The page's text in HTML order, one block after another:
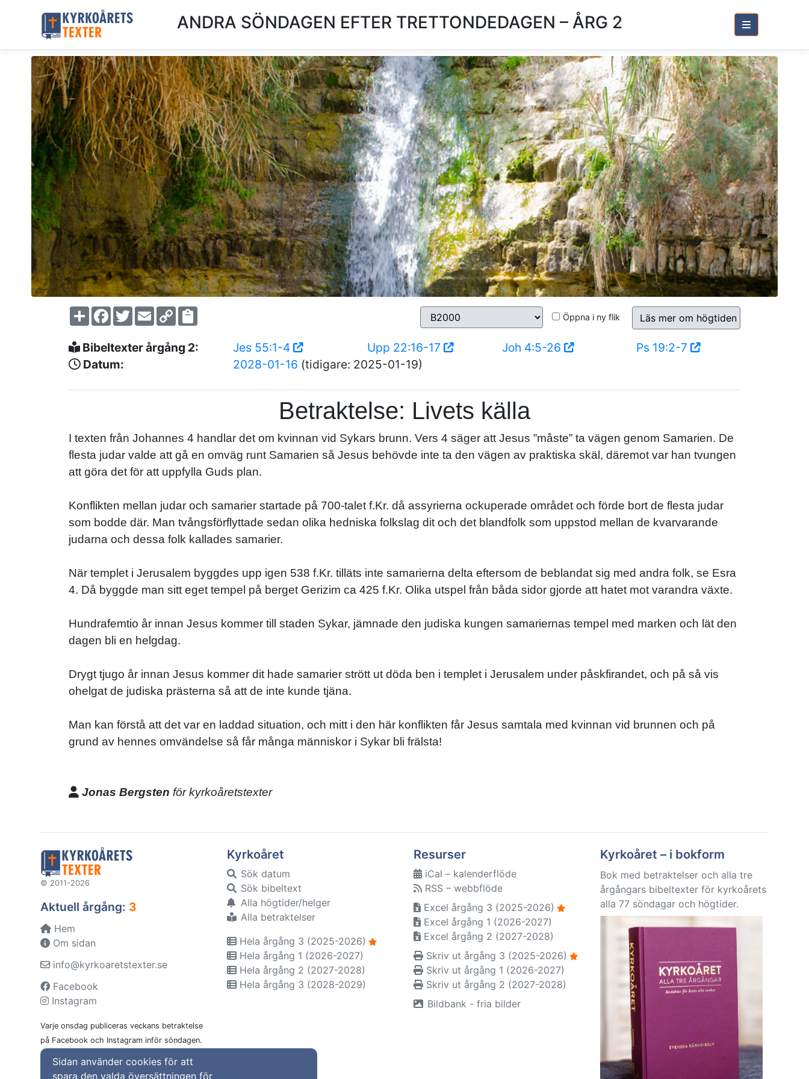
ANDRA SÖNDAGEN EFTER TRETTONDEDAGEN – ÅRG 2
ShareFacebook
TwitterEmailCopy
Link Öppna i ny flik Läs mer om högtiden
Bibeltexter årgång 2: Jes 55:1-4 Upp 22:16-17 Joh 4:5-26
Ps 19:2-7
Datum:
2028-01-16 (tidigare: 2025-01-19)
Betraktelse: Livets källa
I texten från Johannes 4 handlar det om kvinnan vid Sykars brunn. Vers 4 säger att Jesus ”måste” ta vägen genom Samarien. De
flesta judar valde att gå en omväg runt Samarien så Jesus behövde inte ta den vägen av praktiska skäl, däremot var han tvungen
att göra det för att uppfylla Guds plan.
Konflikten mellan judar och samarier startade på 700-talet f.Kr. då assyrierna ockuperade området och förde bort de flesta judar
som bodde där. Man tvångsförflyttade sedan olika hedniska folkslag dit och det blandfolk som uppstod mellan de kvarvarande
judarna och dessa folk kallades samarier.
När templet i Jerusalem byggdes upp igen 538 f.Kr. tilläts inte samarierna delta eftersom de beblandat sig med andra folk, se Esra
4. Då byggde man sitt eget tempel på berget Gerizim ca 425 f.Kr. Olika utspel från båda sidor gjorde att hatet mot varandra växte.
Hundrafemtio år innan Jesus kommer till staden Sykar, jämnade den judiska kungen samariernas tempel med marken och lät den
dagen bli en helgdag.
Drygt tjugo år innan Jesus kommer dit hade samarier strött ut döda ben i templet i Jerusalem under påskfirandet, och på så vis
ohelgat de judiska prästerna så att de inte kunde tjäna.
Man kan förstå att det var en laddad situation, och mitt i den här konflikten får Jesus samtala med kvinnan vid brunnen och på
grund av hennes omvändelse så får många människor i Sykar bli frälsta!
Jonas Bergsten för kyrkoåretstexter
© 2011-2026
Aktuell årgång: 3
Hem
Om sidan
info@kyrkoaretstexter.se
Facebook
Instagram
Varje onsdag publiceras veckans betraktelse
på Facebook och Instagram inför söndagen.
Kyrkoåret
Sök datum
Sök bibeltext
Alla högtider/helger
Alla betraktelser
Hela årgång 3 (2025-2026)
Hela årgång 1 (2026-2027)
Hela årgång 2 (2027-2028)
Hela årgång 3 (2028-2029)
Resurser
iCal – kalenderflöde
RSS – webbflöde
Excel årgång 3 (2025-2026)
Excel årgång 1 (2026-2027)
Excel årgång 2 (2027-2028)
Skriv ut årgång 3 (2025-2026)
Skriv ut årgång 1 (2026-2027)
Skriv ut årgång 2 (2027-2028)
Bildbank - fria bilder
Kyrkoåret – i bokform
Bok med betraktelser och alla tre
årgångars bibeltexter för kyrkoårets
alla 77 söndagar och högtider.
Sidan använder cookies för att
spara den valda översättningen för